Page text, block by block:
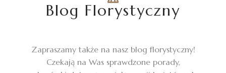
Blog Florystyczny
Zapraszamy także na nasz blog florystyczny!
Czekają na Was sprawdzone porady,